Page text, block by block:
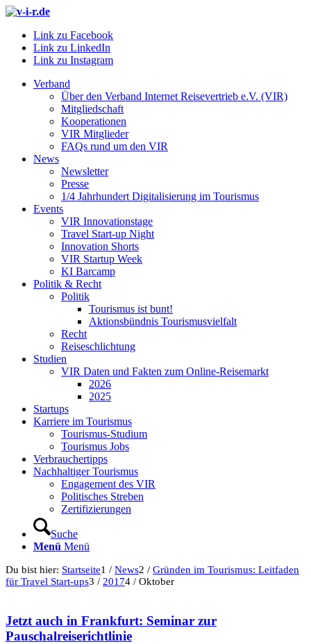
Link zu Facebook
Link zu LinkedIn
Link zu Instagram
Verband
Über den Verband Internet Reisevertrieb e.V. (VIR)
Mitgliedschaft
Kooperationen
VIR Mitglieder
FAQs rund um den VIR
News
Newsletter
Presse
1/4 Jahrhundert Digitalisierung im Tourismus
Events
VIR Innovationstage
Travel Start-up Night
Innovation Shorts
VIR Startup Week
KI Barcamp
Politik & Recht
Politik
Tourismus ist bunt!
Aktionsbündnis Tourismusvielfalt
Recht
Reiseschlichtung
Studien
VIR Daten und Fakten zum Online-Reisemarkt
2026
2025
Startups
Karriere im Tourismus
Tourismus-Studium
Tourismus Jobs
Verbrauchertipps
Nachhaltiger Tourismus
Engagement des VIR
Politisches Streben
Zertifizierungen
Suche
Menü Menü
Du bist hier: Startseite1 / News2 / Gründen im Tourismus: Leitfaden
für Travel Start-ups3 / 20174 / Oktober
Jetzt auch in Frankfurt: Seminar zur
Pauschalreiserichtlinie